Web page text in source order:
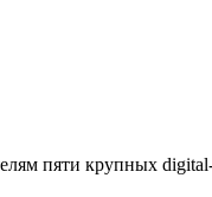
пяти крупных